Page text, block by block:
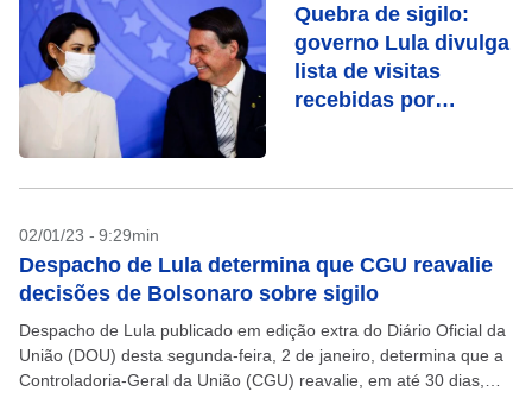
Quebra de sigilo:
governo Lula divulga
lista de visitas
recebidas por
02/01/23 - 9:29min
Despacho de Lula determina que CGU reavalie
decisões de Bolsonaro sobre sigilo
Despacho de Lula publicado em edição extra do Diário Oficial da
União (DOU) desta segunda-feira, 2 de janeiro, determina que a
Controladoria-Geral da União (CGU) reavalie, em até 30 dias,